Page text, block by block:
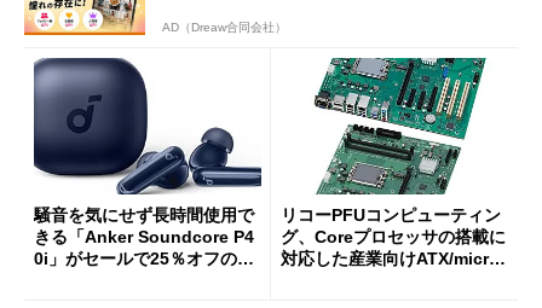
AD（Dreaw合同会社）
騒音を気にせず長時間使用で
きる「Anker Soundcore P4
0i」がセールで25％オフの59
リコーPFUコンピューティン
グ、Coreプロセッサの搭載に
対応した産業向けATX/micro